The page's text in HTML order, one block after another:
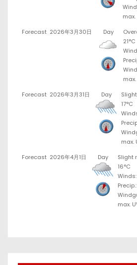
max.
Forecast 2026年3月30日 Day
21°C
Forecast 2026年3月31日 Day
17°C
max.
Forecast 2026年4月1日 Day
Slight
16°C
Precip.:
max.